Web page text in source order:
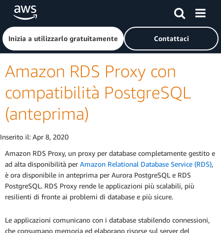
Passa al contenuto principale
Fai clic qui per tornare alla home page di Amazon Web
Inizia a utilizzarlo gratuitamente Contattaci
Amazon RDS Proxy con
compatibilità PostgreSQL
(anteprima)
Inserito il: Apr 8, 2020
Amazon RDS Proxy, un proxy per database completamente gestito e
ad alta disponibilità per Amazon Relational Database Service (RDS),
è ora disponibile in anteprima per Aurora PostgreSQL e RDS
PostgreSQL. RDS Proxy rende le applicazioni più scalabili, più
resilienti di fronte ai problemi di database e più sicure.
Le applicazioni comunicano con i database stabilendo connessioni,
che consumano memoria ed elaborano risorse sul server del